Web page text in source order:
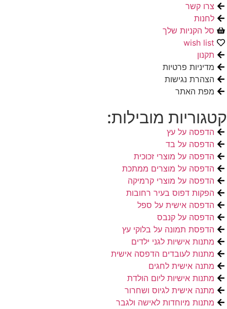
צרו קשר
לחנות
סל הקניות שלך
wish list
תקנון
מדיניות פרטיות
הצהרת נגישות
מפת האתר
קטגוריות מובילות:
הדפסה על עץ
הדפסה על בד
הדפסה על מוצרי זכוכית
הדפסה על מוצרים ממתכת
הדפסה על מוצרי קרמיקה
הפקות דפוס בעיר רחובות
הדפסה אישית על ספל
הדפסה על קנבס
הדפסת תמונה על בלוקי עץ
מתנות אישיות לגני ילדים
מתנות לעובדים הדפסה אישית
מתנה אישית לחגים
מתנות אישיות ליום הולדת
מתנה אישית לגיוס ושחרור
מתנות מיוחדות לאישה ולגבר